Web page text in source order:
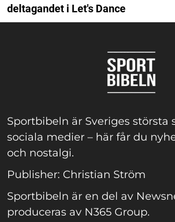
deltagandet i Let's Dance
Sportbibeln är Sveriges största
sociala medier – här får du
och nostalgi.
Publisher: Christian Ström
Sportbibeln är en del av
produceras av N365 Group.